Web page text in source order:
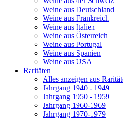
Weine aus Deutschland
Weine aus Frankreich
Weine aus Italien
Weine aus Österreich
Weine aus Portugal
Weine aus Spanien
Weine aus USA
Raritäten
Alles anzeigen aus
Jahrgang 1940 - 1949
Jahrgang 1950 - 1959
Jahrgang 1960-1969
Jahrgang 1970-1979